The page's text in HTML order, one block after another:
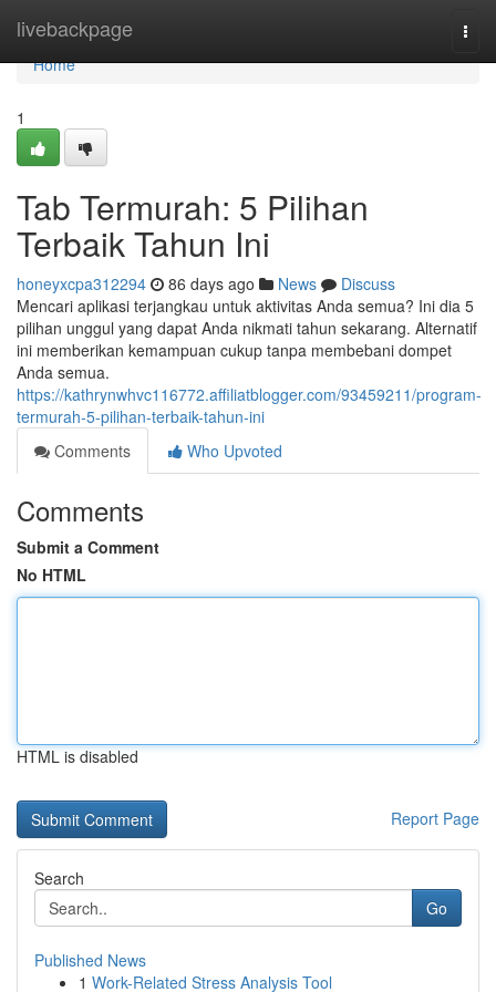
livebackpage
Home
Home
1
Tab Termurah: 5 Pilihan
Terbaik Tahun Ini
honeyxcpa312294 86 days ago News
Discuss
Mencari aplikasi terjangkau untuk aktivitas Anda semua? Ini dia 5
pilihan unggul yang dapat Anda nikmati tahun sekarang. Alternatif
ini memberikan kemampuan cukup tanpa membebani dompet
Anda semua.
https://kathrynwhvc116772.affiliatblogger.com/93459211/program-
termurah-5-pilihan-terbaik-tahun-ini
Comments
Who Upvoted
Comments
Submit a Comment
No HTML
HTML is disabled
Report Page
Search
Go
Published News
1 Work-Related Stress Analysis Tool